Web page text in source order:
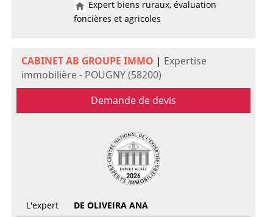
Expert biens ruraux, évaluation
foncières et agricoles
CABINET AB GROUPE IMMO | Expertise
immobilière - POUGNY (58200)
Demande de devis
L'expert
DE OLIVEIRA ANA